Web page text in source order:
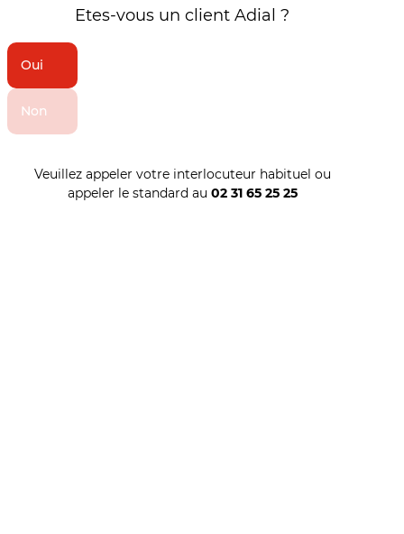
Etes-vous un client Adial ?
Oui
Non
Veuillez appeler votre interlocuteur habituel ou
appeler le standard au 02 31 65 25 25